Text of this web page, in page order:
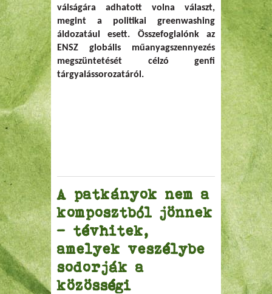
válságára adhatott volna választ,
megint a politikai greenwashing
áldozatául esett. Összefoglalónk az
ENSZ globális műanyagszennyezés
megszüntetését célzó genfi
tárgyalássorozatáról.
A patkányok nem a
komposztból jönnek
– tévhitek,
amelyek veszélybe
sodorják a
közösségi